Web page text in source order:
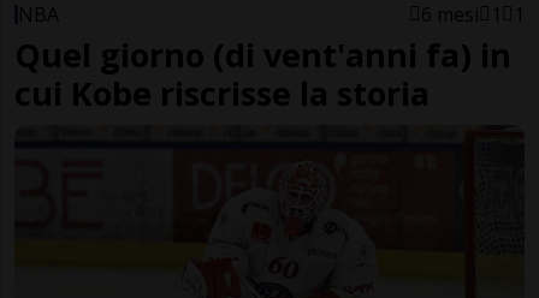
NBA 6 mesi 1 1
Quel giorno (di vent'anni fa) in
cui Kobe riscrisse la storia